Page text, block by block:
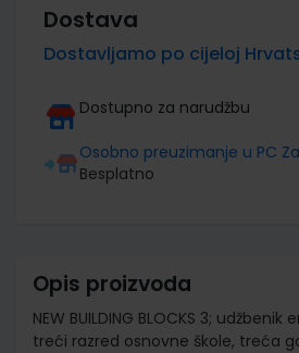
Dostava
Dostavljamo po cijeloj
Dostupno za narudžbu
Osobno preuzimanje u PC
Besplatno
Opis proizvoda
NEW BUILDING BLOCKS 3;
treći razred osnovne škole, treća